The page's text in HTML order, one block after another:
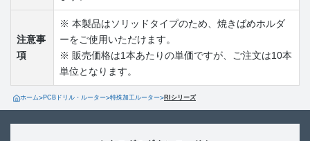
注意事
項
※ 本製品はソリッドタイプのため、焼きばめホルダ
ーをご使用いただけます。
※ 販売価格は1本あたりの単価ですが、ご注文は10本
単位となります。
ホーム>PCBドリル・ルーター>特殊加工ルーター> RIシリーズ